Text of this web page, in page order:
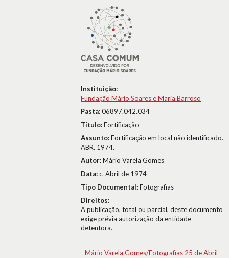
Instituição:
Fundação Mário Soares e Maria Barroso
Pasta:06897.042.034
Título:Fortificação
Assunto:Fortificação em local não identificado.
ABR. 1974.
Autor:Mário Varela Gomes
Data:c. Abril de 1974
Tipo Documental:Fotografias
Direitos:
A publicação, total ou parcial, deste documento
exige prévia autorização da entidade
detentora.
Mário Varela Gomes/Fotografias 25 de Abril